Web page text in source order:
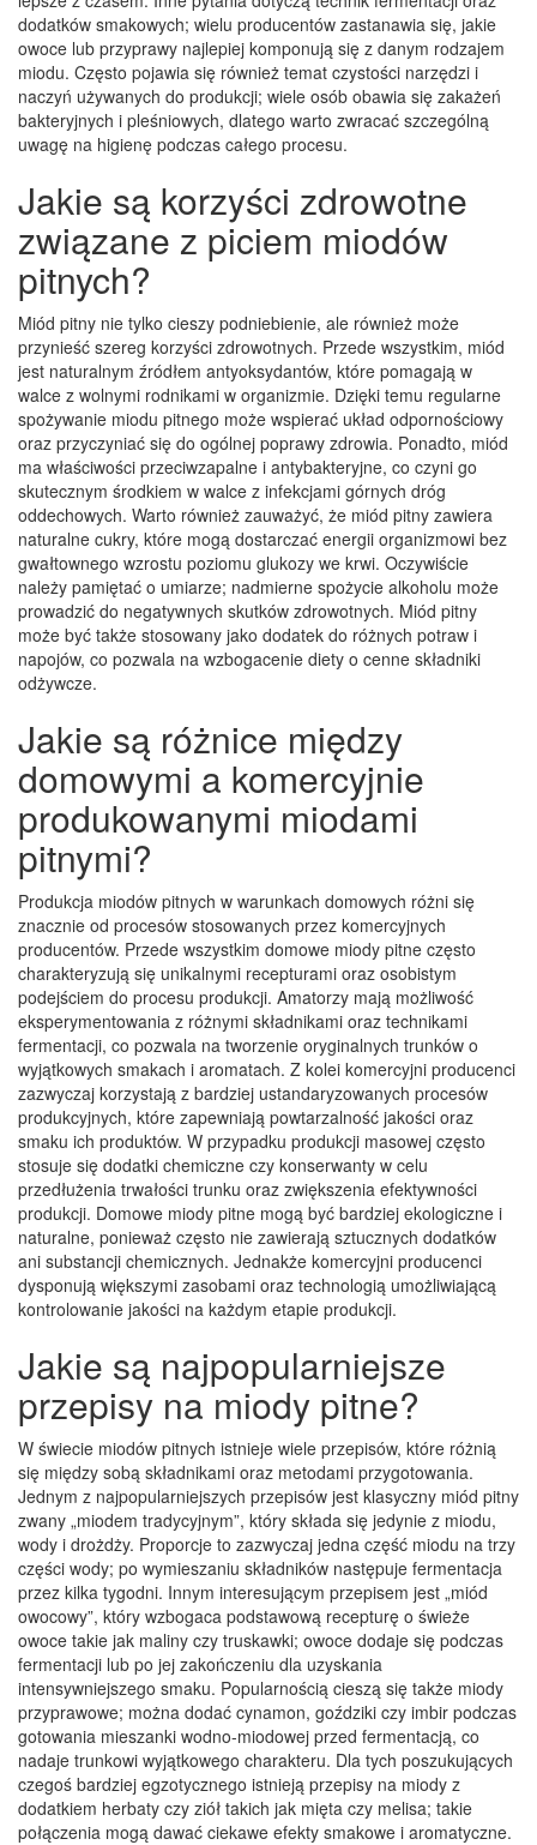
dodatków smakowych; wielu producentów zastanawia się, jakie
owoce lub przyprawy najlepiej komponują się z danym rodzajem
miodu. Często pojawia się również temat czystości narzędzi i
naczyń używanych do produkcji; wiele osób obawia się zakażeń
bakteryjnych i pleśniowych, dlatego warto zwracać szczególną
uwagę na higienę podczas całego procesu.
Jakie są korzyści zdrowotne
związane z piciem miodów
pitnych?
Miód pitny nie tylko cieszy podniebienie, ale również może
przynieść szereg korzyści zdrowotnych. Przede wszystkim, miód
jest naturalnym źródłem antyoksydantów, które pomagają w
walce z wolnymi rodnikami w organizmie. Dzięki temu regularne
spożywanie miodu pitnego może wspierać układ odpornościowy
oraz przyczyniać się do ogólnej poprawy zdrowia. Ponadto, miód
ma właściwości przeciwzapalne i antybakteryjne, co czyni go
skutecznym środkiem w walce z infekcjami górnych dróg
oddechowych. Warto również zauważyć, że miód pitny zawiera
naturalne cukry, które mogą dostarczać energii organizmowi bez
gwałtownego wzrostu poziomu glukozy we krwi. Oczywiście
należy pamiętać o umiarze; nadmierne spożycie alkoholu może
prowadzić do negatywnych skutków zdrowotnych. Miód pitny
może być także stosowany jako dodatek do różnych potraw i
napojów, co pozwala na wzbogacenie diety o cenne składniki
odżywcze.
Jakie są różnice między
domowymi a komercyjnie
produkowanymi miodami
pitnymi?
Produkcja miodów pitnych w warunkach domowych różni się
znacznie od procesów stosowanych przez komercyjnych
producentów. Przede wszystkim domowe miody pitne często
charakteryzują się unikalnymi recepturami oraz osobistym
podejściem do procesu produkcji. Amatorzy mają możliwość
eksperymentowania z różnymi składnikami oraz technikami
fermentacji, co pozwala na tworzenie oryginalnych trunków o
wyjątkowych smakach i aromatach. Z kolei komercyjni producenci
zazwyczaj korzystają z bardziej ustandaryzowanych procesów
produkcyjnych, które zapewniają powtarzalność jakości oraz
smaku ich produktów. W przypadku produkcji masowej często
stosuje się dodatki chemiczne czy konserwanty w celu
przedłużenia trwałości trunku oraz zwiększenia efektywności
produkcji. Domowe miody pitne mogą być bardziej ekologiczne i
naturalne, ponieważ często nie zawierają sztucznych dodatków
ani substancji chemicznych. Jednakże komercyjni producenci
dysponują większymi zasobami oraz technologią umożliwiającą
kontrolowanie jakości na każdym etapie produkcji.
Jakie są najpopularniejsze
przepisy na miody pitne?
W świecie miodów pitnych istnieje wiele przepisów, które różnią
się między sobą składnikami oraz metodami przygotowania.
Jednym z najpopularniejszych przepisów jest klasyczny miód pitny
zwany „miodem tradycyjnym”, który składa się jedynie z miodu,
wody i drożdży. Proporcje to zazwyczaj jedna część miodu na trzy
części wody; po wymieszaniu składników następuje fermentacja
przez kilka tygodni. Innym interesującym przepisem jest „miód
owocowy”, który wzbogaca podstawową recepturę o świeże
owoce takie jak maliny czy truskawki; owoce dodaje się podczas
fermentacji lub po jej zakończeniu dla uzyskania
intensywniejszego smaku. Popularnością cieszą się także miody
przyprawowe; można dodać cynamon, goździki czy imbir podczas
gotowania mieszanki wodno-miodowej przed fermentacją, co
nadaje trunkowi wyjątkowego charakteru. Dla tych poszukujących
czegoś bardziej egzotycznego istnieją przepisy na miody z
dodatkiem herbaty czy ziół takich jak mięta czy melisa; takie
połączenia mogą dawać ciekawe efekty smakowe i aromatyczne.